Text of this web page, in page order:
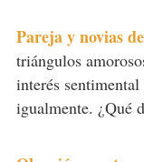
Pareja y novias
triángulos
interés
igualmente. ¿Qué